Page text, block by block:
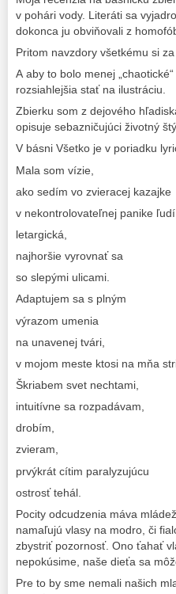
v pohári vody. Literáti sa
dokonca ju obviňovali z
Pritom navzdory všetkému si
A aby to bolo menej
rozsiahlejšia stať na ilustráciu.
Zbierku som z dejového
opisuje sebazničujúci životný
V básni Všetko je v poriadku
Mala som vízie,
ako sedím vo zvieracej kazajke
v nekontrolovateľnej panike ľudí,
letargická,
najhoršie vyrovnať sa
so slepými ulicami.
Adaptujem sa s plným
výrazom umenia
na unavenej tvári,
v mojom meste ktosi na mňa
Škriabem svet nechtami,
intuitívne sa rozpadávam,
drobím,
zvieram,
prvýkrát cítim paralyzujúcu
ostrosť tehál.
Pocity odcudzenia máva
namaľujú vlasy na modro, či
zbystriť pozornosť. Ono ťahať
nepokúsime, naše dieťa sa
Pre to by sme nemali našich